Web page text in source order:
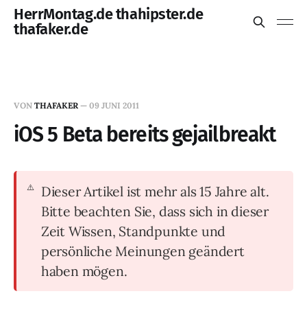
HerrMontag.de thahipster.de
thafaker.de
VON THAFAKER — 09 JUNI 2011
iOS 5 Beta bereits gejailbreakt
Dieser Artikel ist mehr als 15 Jahre alt.
Bitte beachten Sie, dass sich in dieser
Zeit Wissen, Standpunkte und
persönliche Meinungen geändert
haben mögen.